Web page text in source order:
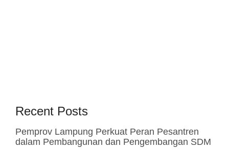
Recent Posts
Pemprov Lampung Perkuat Peran Pesantren
dalam Pembangunan dan Pengembangan SDM